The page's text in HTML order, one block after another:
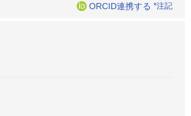
ORCID連携する *注記